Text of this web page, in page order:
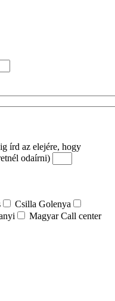
írd az elejére, hogy
odaírni)
Csilla Golenya
Magyar Call center